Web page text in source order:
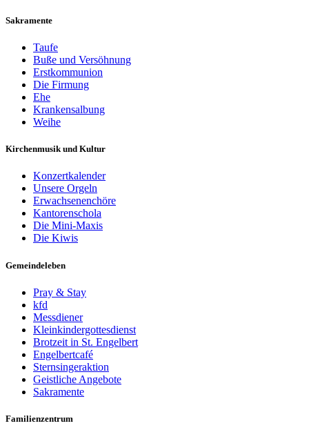
Sakramente
Taufe
Buße und Versöhnung
Erstkommunion
Die Firmung
Ehe
Krankensalbung
Weihe
Kirchenmusik und Kultur
Konzertkalender
Unsere Orgeln
Erwachsenenchöre
Kantorenschola
Die Mini-Maxis
Die Kiwis
Gemeindeleben
Pray & Stay
kfd
Messdiener
Kleinkindergottesdienst
Brotzeit in St. Engelbert
Engelbertcafé
Sternsingeraktion
Geistliche Angebote
Sakramente
Familienzentrum